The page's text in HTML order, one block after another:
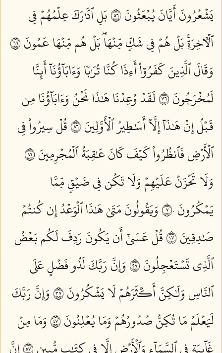
يَشۡعُرُونَ أَيَّانَ يُبۡعَثُونَ ٦٥
بَلِ ٱدَّٰرَكَ عِلۡمُهُمۡ فِي
ٱلۡأٓخِرَةِۚ بَلۡ هُمۡ فِي شَكّٖ مِّنۡهَاۖ بَلۡ هُم مِّنۡهَا عَمُونَ ٦٦
وَقَالَ ٱلَّذِينَ كَفَرُوٓاْ أَءِذَا كُنَّا تُرَٰبٗا وَءَابَآؤُنَآ أَئِنَّا
لَمُخۡرَجُونَ ٦٧
لَقَدۡ وُعِدۡنَا هَٰذَا نَحۡنُ وَءَابَآؤُنَا مِن
قَبۡلُ إِنۡ هَٰذَآ إِلَّآ أَسَٰطِيرُ ٱلۡأَوَّلِينَ ٦٨
قُلۡ سِيرُواْ فِي
ٱلۡأَرۡضِ فَٱنظُرُواْ كَيۡفَ كَانَ عَٰقِبَةُ ٱلۡمُجۡرِمِينَ ٦٩
وَلَا تَحۡزَنۡ عَلَيۡهِمۡ وَلَا تَكُن فِي ضَيۡقٖ مِّمَّا
يَمۡكُرُونَ ٧٠
وَيَقُولُونَ مَتَىٰ هَٰذَا ٱلۡوَعۡدُ إِن كُنتُمۡ
صَٰدِقِينَ ٧١
قُلۡ عَسَىٰٓ أَن يَكُونَ رَدِفَ لَكُم بَعۡضُ
ٱلَّذِي تَسۡتَعۡجِلُونَ ٧٢
وَإِنَّ رَبَّكَ لَذُو فَضۡلٍ عَلَى
ٱلنَّاسِ وَلَٰكِنَّ أَكۡثَرَهُمۡ لَا يَشۡكُرُونَ ٧٣
وَإِنَّ رَبَّكَ
لَيَعۡلَمُ مَا تُكِنُّ صُدُورُهُمۡ وَمَا يُعۡلِنُونَ ٧٤
وَمَا مِنۡ